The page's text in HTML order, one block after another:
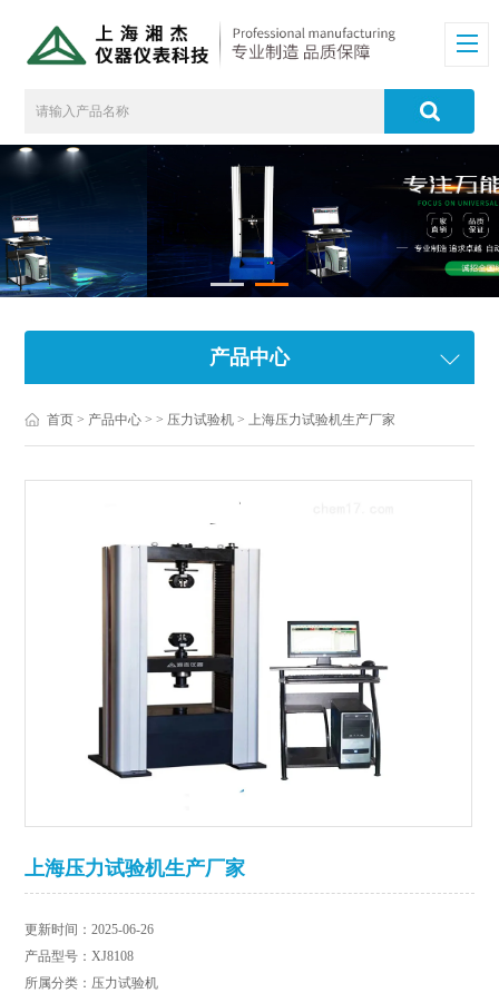
产品中心
首页 > 产品中心 > > 压力试验机 > 上海压力试验机生产厂家
上海压力试验机生产厂家
更新时间：2025-06-26
产品型号：XJ8108
所属分类：压力试验机